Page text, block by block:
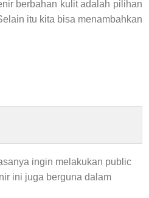
berbahan kulit adalah pilihan
itu kita bisa menambahkan
ingin melakukan public
ini juga berguna dalam